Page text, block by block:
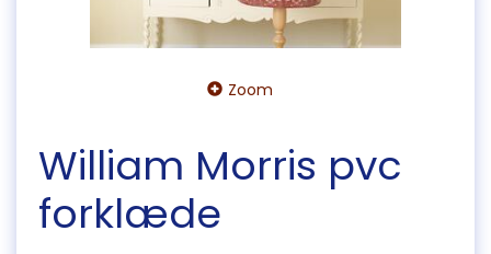
Zoom
William Morris pvc
forklæde